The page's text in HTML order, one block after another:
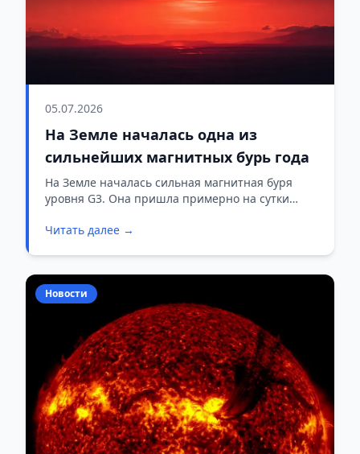
05.07.2026
На Земле началась одна из
сильнейших магнитных бурь года
На Земле началась сильная магнитная буря
уровня G3. Она пришла примерно на сутки
прогнозировали это событие еще несколько
Читать далее →
Новости